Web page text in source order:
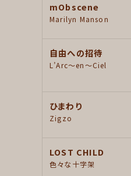
mObscene
Marilyn Manson
自由への招待
L’Arc～en～Ciel
ひまわり
Zigzo
LOST CHILD
色々な十字架